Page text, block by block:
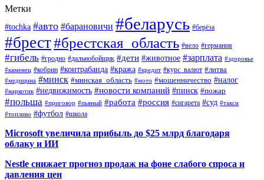
Метки
#tochka #авто #барановичи #беларусь #берёза
#брест#брестская_область #вело #германия
#гибель #гродно #дальнобойщик #дети #животное #зарплата #здоровье
#каменец #кобрин #контрабанда #кража #кредит #курс_валют #литва
#медицина #минск #минская_область #мото #мошенничество #налог
#наркотик #недвижимость #новости компаний #пинск #пожар
#польша #приговор #пьяный #работа #россия #сигарета #суд #такси
#топливо #футбол #школа
Microsoft увеличила прибыль до $25 млрд благодаря
облаку и ИИ
Nestle снижает прогноз продаж на фоне слабого спроса и
давления цен